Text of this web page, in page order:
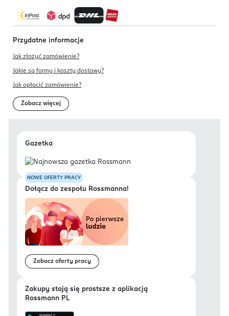
Przydatne informacje
Jak złożyć zamówienie?
Jakie są formy i koszty dostawy?
Jak opłacić zamówienie?
Zobacz więcej
Gazetka
NOWE OFERTY PRACY
Dołącz do zespołu Rossmanna!
Zobacz oferty pracy
Zakupy stają się prostsze z aplikacją
Rossmann PL